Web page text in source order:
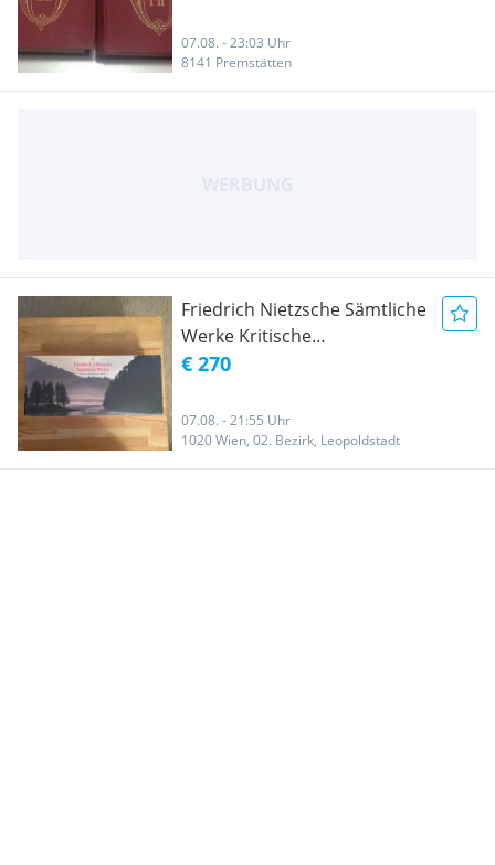
07.08. - 23:03 Uhr
8141 Premstätten
Friedrich Nietzsche Sämtliche
Werke Kritische
Studienausgabe in 15
€ 270
07.08. - 21:55 Uhr
1020 Wien, 02. Bezirk, Leopoldstadt